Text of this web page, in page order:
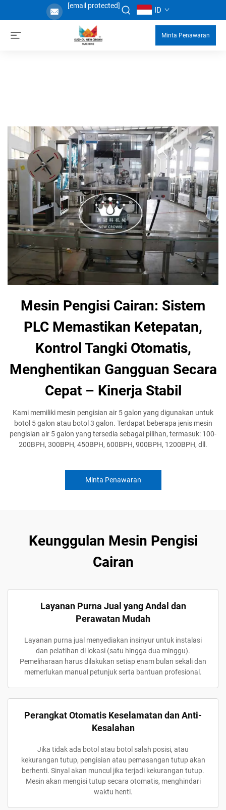
[email protected] ID
Minta Penawaran
Mesin Pengisi Cairan: Sistem
PLC Memastikan Ketepatan,
Kontrol Tangki Otomatis,
Menghentikan Gangguan Secara
Cepat – Kinerja Stabil
Kami memiliki mesin pengisian air 5 galon yang digunakan untuk
botol 5 galon atau botol 3 galon. Terdapat beberapa jenis mesin
pengisian air 5 galon yang tersedia sebagai pilihan, termasuk: 100-
200BPH, 300BPH, 450BPH, 600BPH, 900BPH, 1200BPH, dll.
Minta Penawaran
Keunggulan Mesin Pengisi
Cairan
Layanan Purna Jual yang Andal dan
Perawatan Mudah
Layanan purna jual menyediakan insinyur untuk instalasi
dan pelatihan di lokasi (satu hingga dua minggu).
Pemeliharaan harus dilakukan setiap enam bulan sekali dan
memerlukan manual petunjuk serta bantuan profesional.
Perangkat Otomatis Keselamatan dan Anti-
Kesalahan
Jika tidak ada botol atau botol salah posisi, atau
kekurangan tutup, pengisian atau pemasangan tutup akan
berhenti. Sinyal akan muncul jika terjadi kekurangan tutup.
Mesin akan mengisi tutup secara otomatis, menghindari
waktu henti.